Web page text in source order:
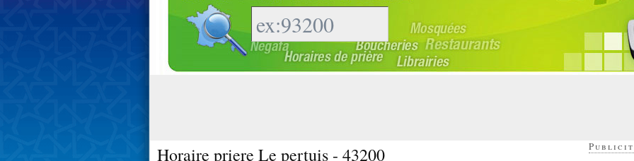
Horaire priere Le pertuis - 43200